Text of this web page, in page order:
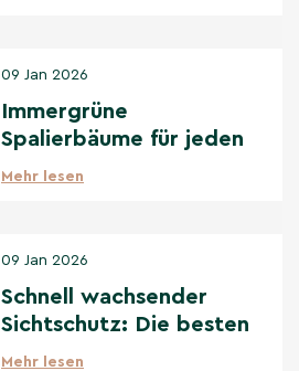
09 Jan 2026
Immergrüne
Spalierbäume für jeden
Standort: Sonne bis
Mehr lesen
09 Jan 2026
Schnell wachsender
Sichtschutz: Die besten
Optionen
Mehr lesen